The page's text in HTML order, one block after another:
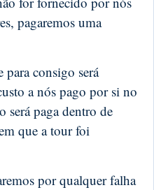
pagaremos uma
para consigo será
a nós pago por si no
será paga dentro de
que a tour foi
por qualquer falha